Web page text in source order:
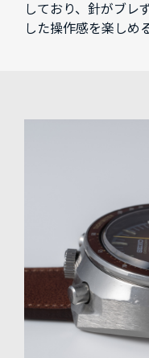
しており、針がブレ
した操作感を楽しめ